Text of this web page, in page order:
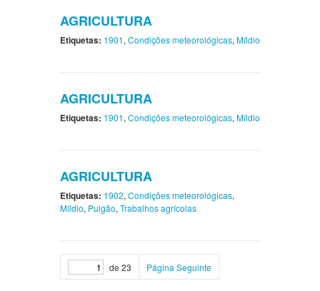
AGRICULTURA
Etiquetas: 1901, Condições meteorológicas, Míldio
AGRICULTURA
Etiquetas: 1901, Condições meteorológicas, Míldio
AGRICULTURA
Etiquetas: 1902, Condições meteorológicas,
Míldio, Pulgão, Trabalhos agrícolas
de 23 Página Seguinte